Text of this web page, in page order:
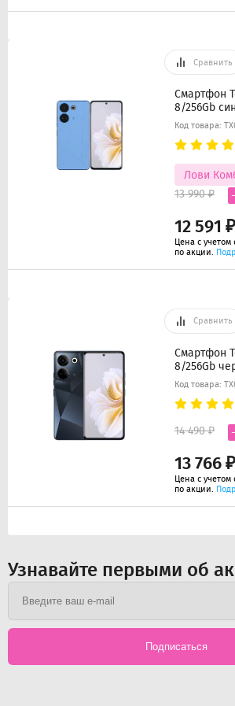
Сравнить
Смартфон
8/256Gb
Код товара:
Лови
12 591 ₽
13 990 ₽
Цена с учетом
по акции.
Сравнить
Смартфон
8/256Gb
Код товара:
13 766 ₽
14 490 ₽
Цена с учетом
по акции.
Узнавайте первыми об
Подписаться